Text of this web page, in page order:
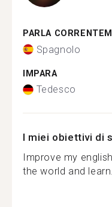
PARLA
Spagnolo
IMPARA
Tedesco
I miei obiettivi di
Improve my
the world and